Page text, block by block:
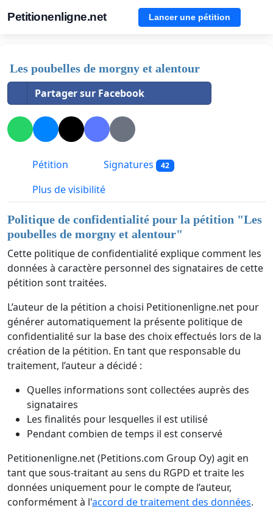
Petitionenligne.net Lancer une pétition
Les poubelles de morgny et alentour
Partager sur Facebook
Pétition Signatures 42
Plus de visibilité
Politique de confidentialité pour la pétition "Les
poubelles de morgny et alentour"
Cette politique de confidentialité explique comment les
données à caractère personnel des signataires de cette
pétition sont traitées.
L’auteur de la pétition a choisi Petitionenligne.net pour
générer automatiquement la présente politique de
confidentialité sur la base des choix effectués lors de la
création de la pétition. En tant que responsable du
traitement, l’auteur a décidé :
Quelles informations sont collectées auprès des
signataires
Les finalités pour lesquelles il est utilisé
Pendant combien de temps il est conservé
Petitionenligne.net (Petitions.com Group Oy) agit en
tant que sous-traitant au sens du RGPD et traite les
données uniquement pour le compte de l’auteur,
conformément à l'accord de traitement des données.